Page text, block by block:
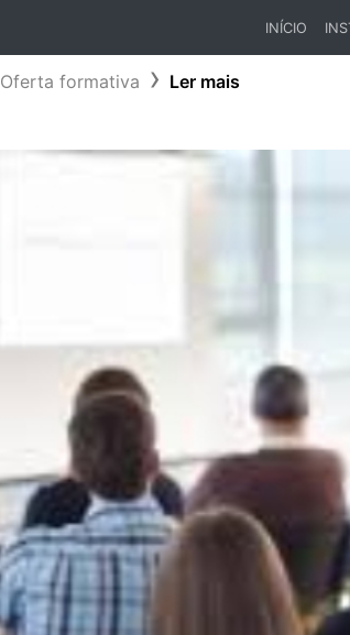
INÍCIO
Oferta formativa Ler mais